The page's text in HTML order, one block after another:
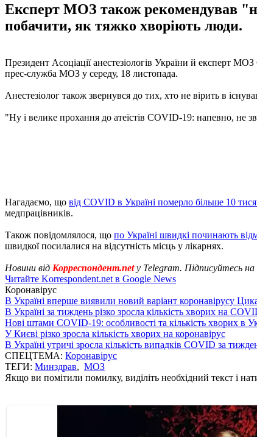
Експерт МОЗ також рекомендував
побачити, як тяжко хворіють люди.
Президент Асоціації анестезіологів України й експерт
прес-служба МОЗ у середу, 18 листопада.
Анестезіолог також звернувся до тих, хто не вірить в
"Ну і велике прохання до атеїстів COVID-19: напевно, не
Нагадаємо, що від COVID в Україні померло більше 10
медпрацівників.
Також повідомлялося, що по Україні швидкі починають
швидкої посилалися на відсутність місць у лікарнях.
Новини від Корреспондент.netу Telegram. Підписуйтесь
Читайте Korrespondent.net в Google News
Коронавірус
В Україні вперше виявили новий варіант коронавірусу
В Україні за тиждень різко зросла кількість хворих на
Нові штами COVID-19: особливості та кількість хворих в
У Києві різко зросла кількість хворих на коронавірус
В Україні утричі зросла кількість випадків COVID за
СПЕЦТЕМА: Коронавірус
ТЕГИ: Минздрав, МОЗ
Якщо ви помітили помилку, виділіть необхідний текст і